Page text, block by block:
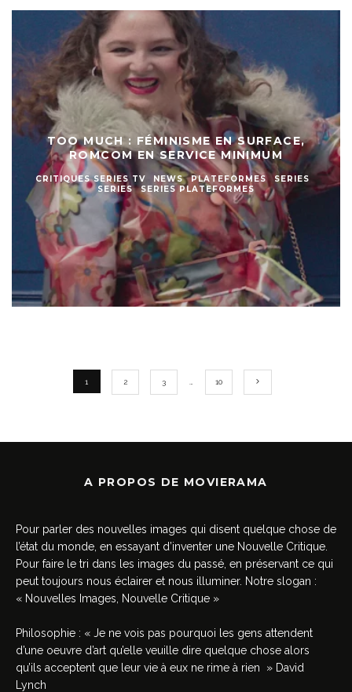
TOO MUCH : FÉMINISME EN SURFACE,
ROMCOM EN SERVICE MINIMUM
CRITIQUES SERIES TV NEWS PLATEFORMES
SERIES
SERIES
SERIES PLATEFORMES
1 2 3 10
A PROPOS DE MOVIERAMA
Pour parler des nouvelles images qui disent quelque chose de
l’état du monde, en essayant d’inventer une Nouvelle Critique.
Pour faire le tri dans les images du passé, en préservant ce qui
peut toujours nous éclairer et nous illuminer. Notre slogan :
« Nouvelles Images, Nouvelle Critique »
Philosophie : « Je ne vois pas pourquoi les gens attendent
d’une oeuvre d’art qu’elle veuille dire quelque chose alors
qu’ils acceptent que leur vie à eux ne rime à rien » David
Lynch